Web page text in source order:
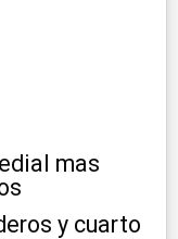
mas
y cuarto